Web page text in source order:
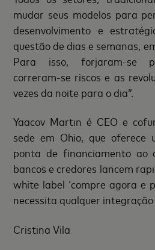
mudar seus modelos para
desenvolvimento e
questão de dias e semanas,
Para isso, forjaram-se
correram-se riscos e as
vezes da noite para o dia”.
Yaacov Martin é CEO e
sede em Ohio, que oferece
ponta de financiamento ao
bancos e credores lancem
white label ‘compre agora e
necessita qualquer
Cristina Vila